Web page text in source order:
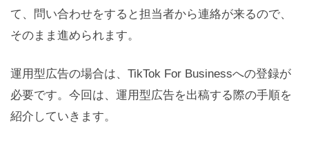
て、問い合わせをすると担当者から連絡が来るので、
そのまま進められます。
運用型広告の場合は、TikTok For Businessへの登録が
必要です。今回は、運用型広告を出稿する際の手順を
紹介していきます。